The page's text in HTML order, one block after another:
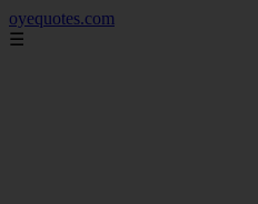
oyequotes.com
☰